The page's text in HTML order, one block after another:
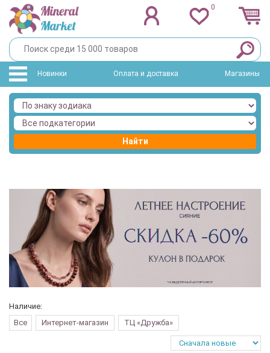
0
Новинки Оплата и доставка Магазины
Найти
Наличие:
Все
Интернет-магазин ТЦ «Дружба»